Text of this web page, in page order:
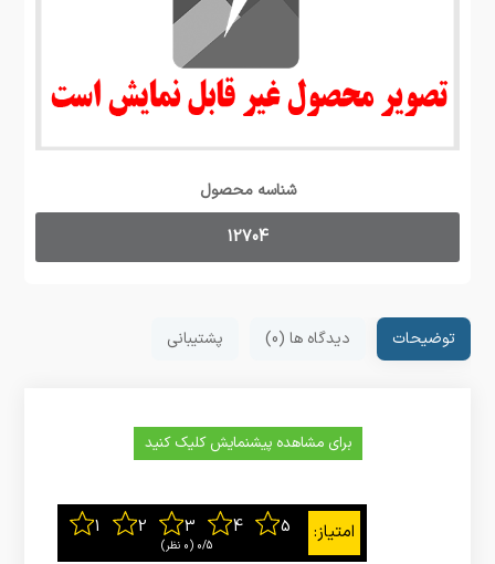
شناسه محصول
12704
توضیحات دیدگاه ها (0) پشتیبانی
برای مشاهده پیشنمایش کلیک کنید
0/5 ‫(0 نظر)